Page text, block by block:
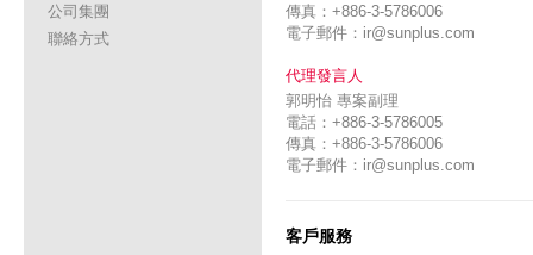
傳真：+886-3-5786006
電子郵件： ir@sunplus.com
代理發言人
郭明怡 專案副理
電話：+886-3-5786005
傳真：+886-3-5786006
電子郵件： ir@sunplus.com
客戶服務
公司集團
聯絡方式